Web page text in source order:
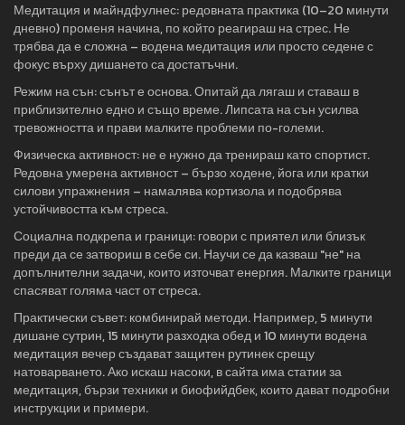
Медитация и майндфулнес: редовната практика (10–20 минути
дневно) променя начина, по който реагираш на стрес. Не
трябва да е сложна – водена медитация или просто седене с
фокус върху дишането са достатъчни.
Режим на сън: сънът е основа. Опитай да лягаш и ставаш в
приблизително едно и също време. Липсата на сън усилва
тревожността и прави малките проблеми по-големи.
Физическа активност: не е нужно да тренираш като спортист.
Редовна умерена активност – бързо ходене, йога или кратки
силови упражнения – намалява кортизола и подобрява
устойчивостта към стреса.
Социална подкрепа и граници: говори с приятел или близък
преди да се затвориш в себе си. Научи се да казваш "не" на
допълнителни задачи, които източват енергия. Малките граници
спасяват голяма част от стреса.
Практически съвет: комбинирай методи. Например, 5 минути
дишане сутрин, 15 минути разходка обед и 10 минути водена
медитация вечер създават защитен рутинек срещу
натоварването. Ако искаш насоки, в сайта има статии за
медитация, бързи техники и биофийдбек, които дават подробни
инструкции и примери.